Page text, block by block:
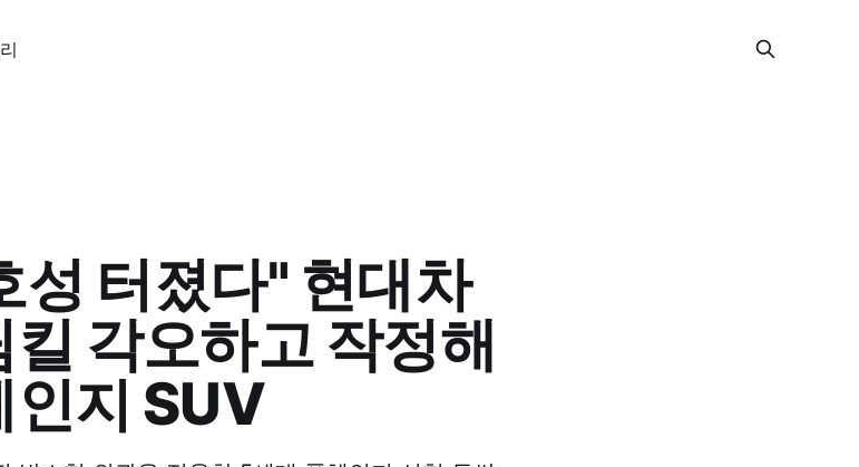
성 터졌다" 현대차
각오하고 작정해
인지 SUV